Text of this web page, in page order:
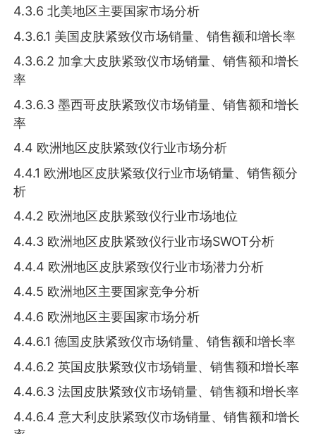
4.3.6 北美地区主要国家市场分析
4.3.6.1 美国皮肤紧致仪市场销量、销售额和增长率
4.3.6.2 加拿大皮肤紧致仪市场销量、销售额和增长
率
4.3.6.3 墨西哥皮肤紧致仪市场销量、销售额和增长
率
4.4 欧洲地区皮肤紧致仪行业市场分析
4.4.1 欧洲地区皮肤紧致仪行业市场销量、销售额分
析
4.4.2 欧洲地区皮肤紧致仪行业市场地位
4.4.3 欧洲地区皮肤紧致仪行业市场SWOT分析
4.4.4 欧洲地区皮肤紧致仪行业市场潜力分析
4.4.5 欧洲地区主要国家竞争分析
4.4.6 欧洲地区主要国家市场分析
4.4.6.1 德国皮肤紧致仪市场销量、销售额和增长率
4.4.6.2 英国皮肤紧致仪市场销量、销售额和增长率
4.4.6.3 法国皮肤紧致仪市场销量、销售额和增长率
4.4.6.4 意大利皮肤紧致仪市场销量、销售额和增长